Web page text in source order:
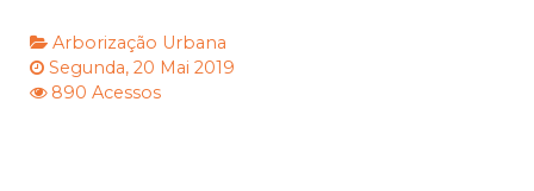
Arborização Urbana
Segunda, 20 Mai 2019
890 Acessos